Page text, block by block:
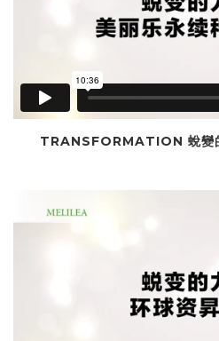
TRANSFORMATION 蛻變